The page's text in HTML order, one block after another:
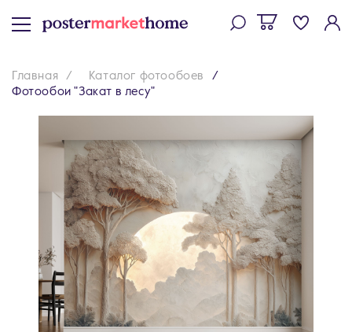
Главная
Каталог фотообоев
Фотообои "Закат в лесу"